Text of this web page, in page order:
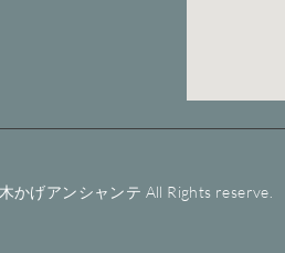
かげアンシャンテ All Rights reserve.